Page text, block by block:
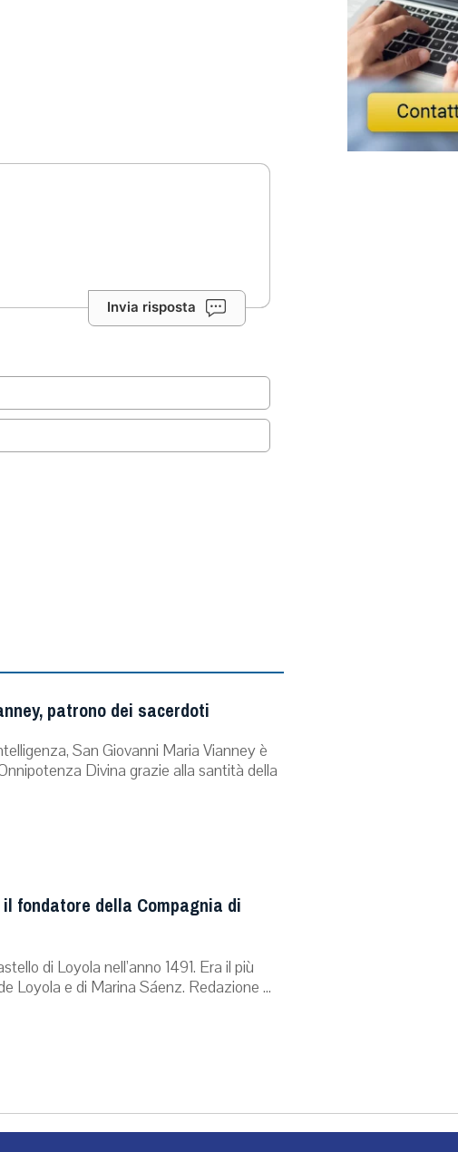
Invia risposta
patrono dei sacerdoti
San Giovanni Maria Vianney è
Divina grazie alla santità della
fondatore della Compagnia di
di Loyola nell’anno 1491. Era il più
Loyola e di Marina Sáenz. Redazione ...